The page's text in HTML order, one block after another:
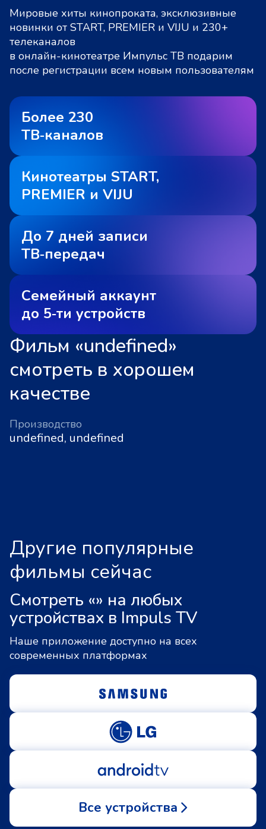
Мировые хиты кинопроката, эксклюзивные
новинки от START, PREMIER и VIJU и 230+
телеканалов
в онлайн-кинотеатре Импульс ТВ подарим
после регистрации всем новым пользователям
Более 230
ТВ‑каналов
Кинотеатры START,
PREMIER и VIJU
До 7 дней записи
ТВ‑передач
Семейный аккаунт
до 5‑ти устройств
Фильм «undefined»
смотреть в хорошем
качестве
Производство
undefined, undefined
Другие популярные
фильмы сейчас
Смотреть «» на любых
устройствах в Impuls TV
Наше приложение доступно на всех
современных платформах
Все устройства